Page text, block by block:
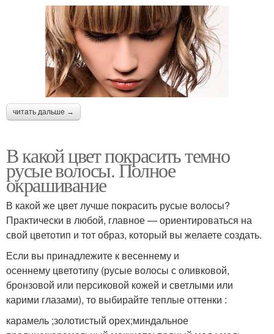
читать дальше →
В какой цвет покрасить темно
русые волосы. Полное
окрашивание
В какой же цвет лучше покрасить русые волосы?
Практически в любой, главное — ориентироваться на
свой цветотип и тот образ, который вы желаете создать.
Если вы принадлежите к весеннему и
осеннему цветотипу (русые волосы с оливковой,
бронзовой или персиковой кожей и светлыми или
карими глазами), то выбирайте теплые оттенки :
карамель ;золотистый орех;миндальное